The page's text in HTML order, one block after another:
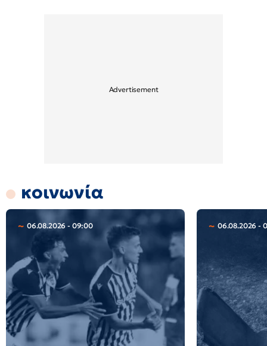
κοινωνία
06.08.2026 - 09:00 06.08.2026 -